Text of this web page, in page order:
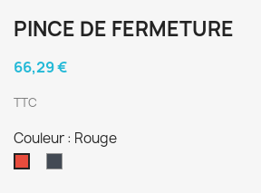
PINCE DE FERMETURE
66,29 €
TTC
Couleur : Rouge